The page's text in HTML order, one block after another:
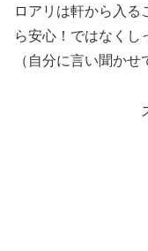
ロアリは軒から入る
ら安心！ではなくし
（自分に言い聞かせ